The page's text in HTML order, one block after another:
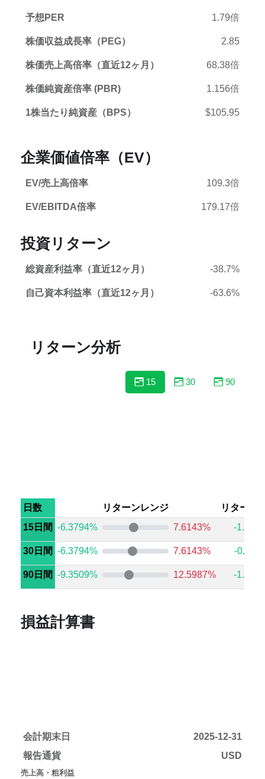
予想PER 1.79倍
株価収益成長率（PEG） 2.85
株価売上高倍率（直近12ヶ月） 68.38倍
株価純資産倍率 (PBR) 1.156倍
1株当たり純資産（BPS） $105.95
企業価値倍率（EV）
EV/売上高倍率 109.3倍
EV/EBITDA倍率 179.17倍
投資リターン
総資産利益率（直近12ヶ月） -38.7%
自己資本利益率（直近12ヶ月） -63.6%
リターン分析
15 30 90
日数 リターンレンジ
リターン
15日間 -6.3794% 7.6143% -
30日間 -6.3794% 7.6143% -
90日間 -9.3509% 12.5987% -
損益計算書
会計期末日
2025-12-31
報告通貨
USD
売上高・粗利益